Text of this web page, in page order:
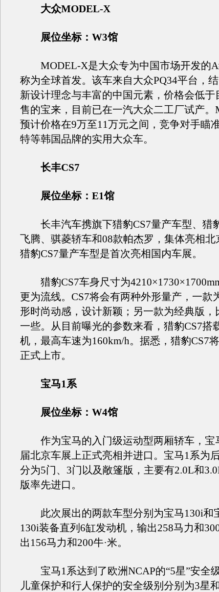
大众MODEL-X
展位坐标：W3馆
MODEL-X是大众专为中国市场开发的A
称为全球首发。该车来自大众PQ34平台，
新设计理念与丰富的中国元素，价格会低于
售的宝来，目前已在一汽大众二工厂试产。
预计价格在9万至11万元之间，竞争对手瞄
特等韩国品牌的实用大众车。
长丰CS7
展位坐标：E1馆
长丰汽车携旗下猎豹CS7量产车型、猎
飞腾、骐菱轿车和08款帕杰罗，集体亮相
猎豹CS7量产车型是首次亮相国内车展。
猎豹CS7车身尺寸为
更为流线。CS7将会有两种外形量产，一款
形时尚动感，设计新颖；另一款为经典版，
一些。从目前曝光的参数来看，猎豹CS7搭
机，最高车速为160km/h。据悉，猎豹CS7
正式上市。
宝马1系
展位坐标：W4馆
作为宝马的入门级运动型两厢轿车，宝
届北京车展上正式亮相并进口。宝马1系为
分为5门、3门以及敞篷版，主要有2.0L和
版率先进口。
此次展出的两款车型分别为宝马130i和
130i装备直列6缸发动机，输出258马力和
出156马力和200牛·米。
宝马1系达到了欧洲NCAP的“5星”安全
儿童保护和行人保护的安全级别分别为3星